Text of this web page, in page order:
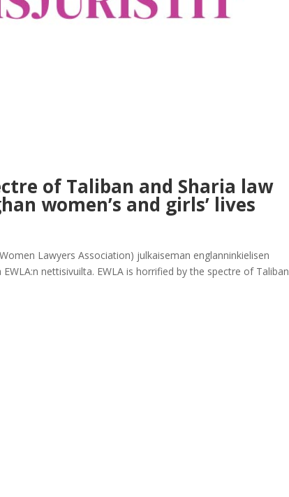
of Taliban and Sharia law
women’s and girls’ lives
Lawyers Association) julkaiseman englanninkielisen
nettisivuilta. EWLA is horrified by the spectre of Taliban